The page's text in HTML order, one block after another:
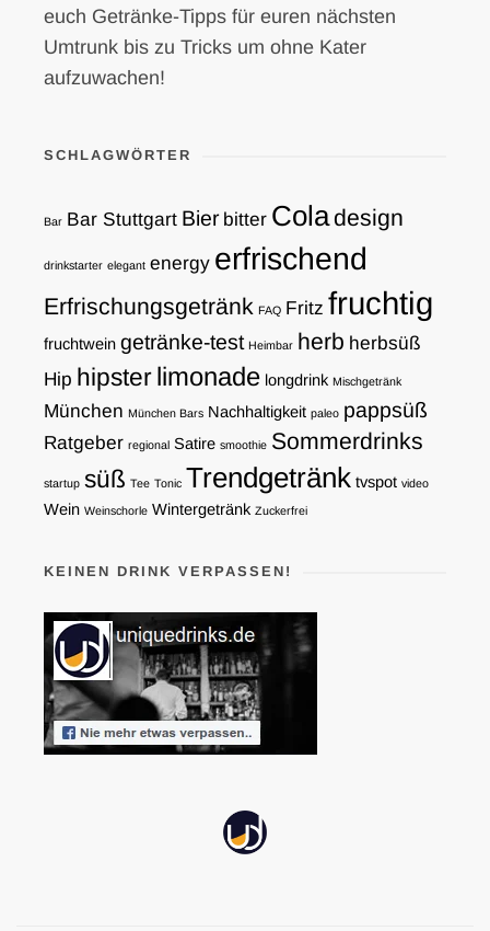
euch Getränke-Tipps für euren nächsten
Umtrunk bis zu Tricks um ohne Kater
aufzuwachen!
SCHLAGWÖRTER
Bar Bar Stuttgart Bier bitter Coladesign
drinkstarter elegant energy erfrischend
Erfrischungsgetränk FAQ Fritz fruchtig
fruchtwein getränke-test Heimbar herb herbsüß
Hip hipsterlimonade longdrink Mischgetränk
München München Bars Nachhaltigkeit paleo pappsüß
Ratgeber regional Satire smoothie Sommerdrinks
startup süß Tee Tonic Trendgetränk tvspot video
Wein Weinschorle Wintergetränk Zuckerfrei
KEINEN DRINK VERPASSEN!